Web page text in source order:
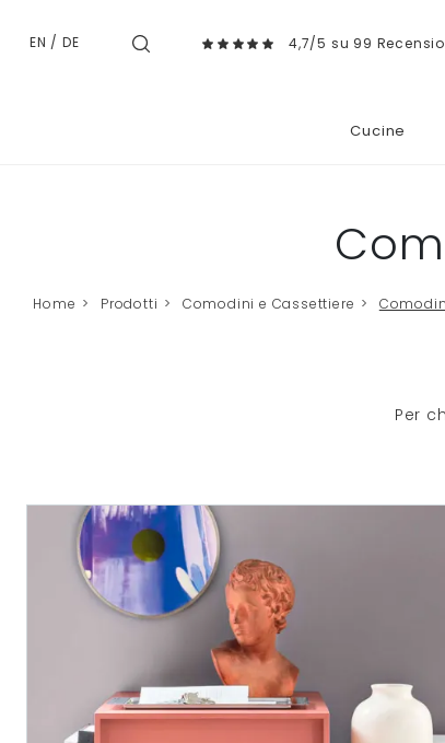
EN / DE 4,7/5 su 99
Cucine
Home > Prodotti > Comodini e Cassettiere >
Per